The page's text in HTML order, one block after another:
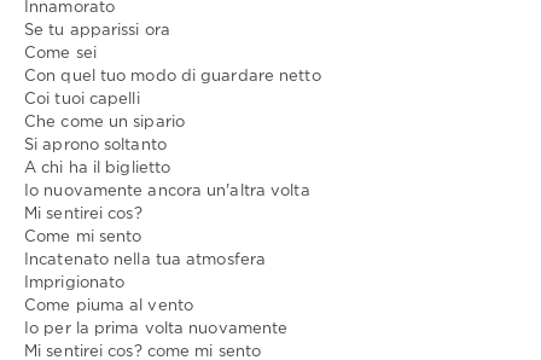
Innamorato
Se tu apparissi ora
Come sei
Con quel tuo modo di guardare netto
Coi tuoi capelli
Che come un sipario
Si aprono soltanto
A chi ha il biglietto
Io nuovamente ancora un'altra volta
Mi sentirei cos?
Come mi sento
Incatenato nella tua atmosfera
Imprigionato
Come piuma al vento
Io per la prima volta nuovamente
Mi sentirei cos? come mi sento